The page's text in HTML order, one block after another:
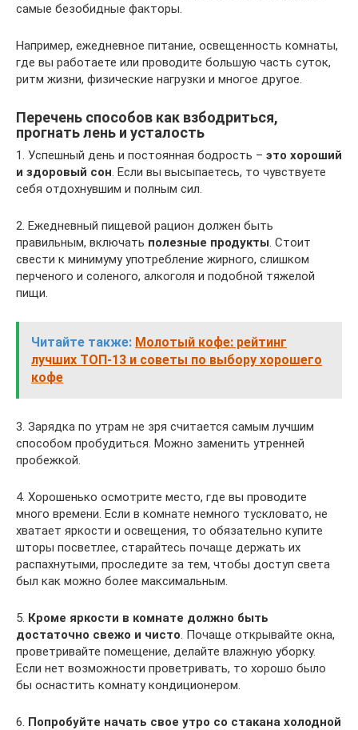
самые безобидные факторы.
Например, ежедневное питание, освещенность комнаты,
где вы работаете или проводите большую часть суток,
ритм жизни, физические нагрузки и многое другое.
Перечень способов как взбодриться,
прогнать лень и усталость
1. Успешный день и постоянная бодрость – это хороший
и здоровый сон. Если вы высыпаетесь, то чувствуете
себя отдохнувшим и полным сил.
2. Ежедневный пищевой рацион должен быть
правильным, включать полезные продукты. Стоит
свести к минимуму употребление жирного, слишком
перченого и соленого, алкоголя и подобной тяжелой
пищи.
Читайте также: Молотый кофе: рейтинг
лучших ТОП-13 и советы по выбору хорошего
кофе
3. Зарядка по утрам не зря считается самым лучшим
способом пробудиться. Можно заменить утренней
пробежкой.
4. Хорошенько осмотрите место, где вы проводите
много времени. Если в комнате немного тускловато, не
хватает яркости и освещения, то обязательно купите
шторы посветлее, старайтесь почаще держать их
распахнутыми, проследите за тем, чтобы доступ света
был как можно более максимальным.
5. Кроме яркости в комнате должно быть
достаточно свежо и чисто. Почаще открывайте окна,
проветривайте помещение, делайте влажную уборку.
Если нет возможности проветривать, то хорошо было
бы оснастить комнату кондиционером.
6. Попробуйте начать свое утро со стакана холодной